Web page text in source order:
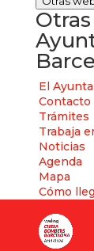
El
Contacto
Trámites
Trabaja
Noticias
Agenda
Mapa
Cómo